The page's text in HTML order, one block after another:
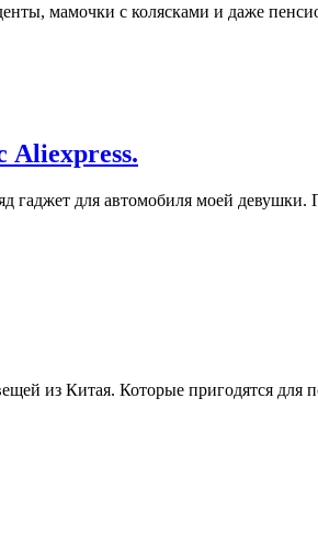
мамочки с колясками и даже
Aliexpress.
гаджет для автомобиля моей
из Китая. Которые пригодятся для